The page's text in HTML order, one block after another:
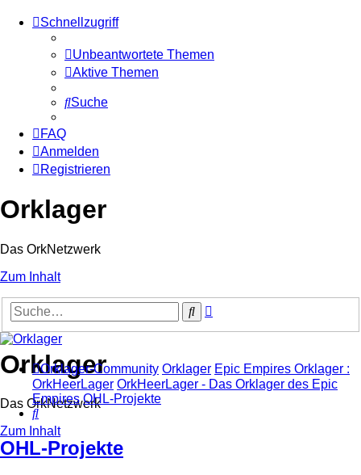
Schnellzugriff
Unbeantwortete Themen
Aktive Themen
Suche
FAQ
Anmelden
Registrieren
Orklager
Das OrkNetzwerk
Zum Inhalt
Suche
Orklager
Das OrkNetzwerk
Zum Inhalt
Orklager-Community Orklager Epic Empires Orklager :
OrkHeerLager OrkHeerLager - Das Orklager des Epic
Empires OHL-Projekte
Suche
OHL-Projekte